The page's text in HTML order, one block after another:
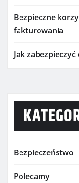
Bezpieczne
fakturowania
Jak
Bezpieczeństwo
Polecamy